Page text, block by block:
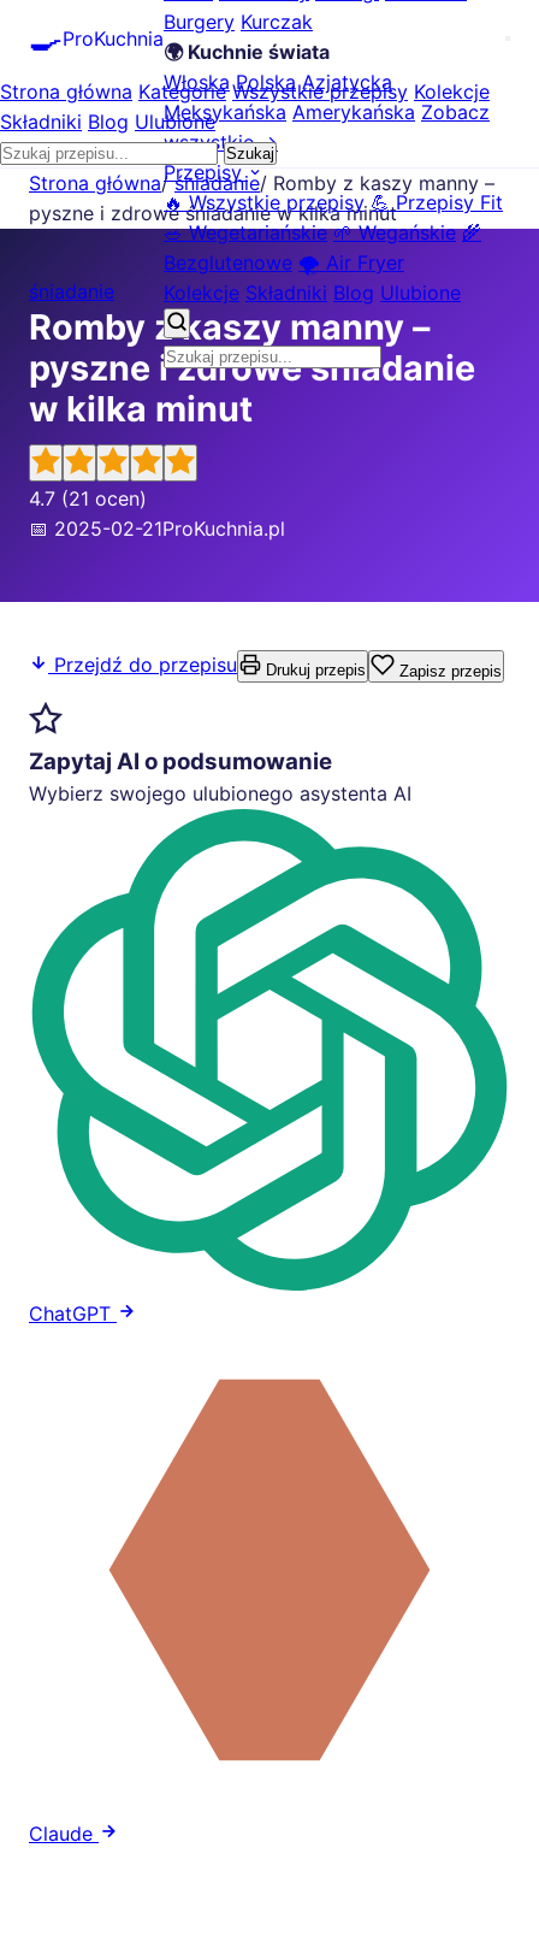
🍳ProKuchnia
Burgery Kurczak
🌍 Kuchnie świata
Włoska Polska Azjatycka
Meksykańska Amerykańska Zobacz
wszystkie →
Przepisy
🔥 Wszystkie przepisy 💪 Przepisy Fit
🥗 Wegetariańskie 🌱 Wegańskie 🌾
Bezglutenowe 🌪️ Air Fryer
Kolekcje Składniki Blog Ulubione
Strona główna Kategorie Wszystkie przepisy Kolekcje
Składniki Blog Ulubione
Szukaj
Strona główna/ śniadanie/ Romby z kaszy manny –
pyszne i zdrowe śniadanie w kilka minut
śniadanie
Romby z kaszy manny –
pyszne i zdrowe śniadanie
w kilka minut
4.7 (21 ocen)
📅 2025-02-21ProKuchnia.pl
Przejdź do przepisu Drukuj przepis Zapisz przepis
Zapytaj AI o podsumowanie
Wybierz swojego ulubionego asystenta AI
ChatGPT
Claude